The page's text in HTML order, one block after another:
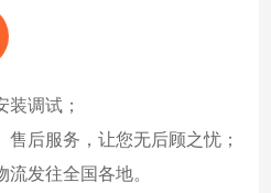
调试；
后服务，让您无后顾之忧；
发往全国各地。